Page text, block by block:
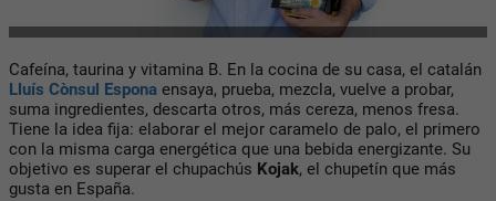
Cafeína, taurina y vitamina B. En la cocina de su casa, el catalán
Lluís Cònsul Espona ensaya, prueba, mezcla, vuelve a probar,
suma ingredientes, descarta otros, más cereza, menos fresa.
Tiene la idea fija: elaborar el mejor caramelo de palo, el primero
con la misma carga energética que una bebida energizante. Su
objetivo es superar el chupachús Kojak, el chupetín que más
gusta en España.